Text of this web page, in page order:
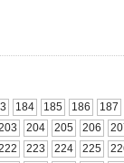
184 185 186
187
204 205 206
223 224 225